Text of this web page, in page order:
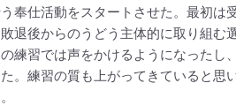
奉仕活動をスタートさせた。最初は
退後からのうどう主体的に取り組む
練習では声をかけるようになったし
。練習の質も上がってきていると思